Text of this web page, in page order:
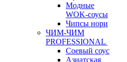
Модные
WOK-соусы
Чипсы нори
ЧИМ-ЧИМ
PROFESSIONAL
Соевый соус
Азиатская